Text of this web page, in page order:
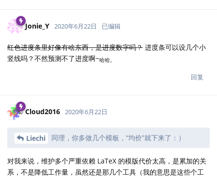
Jonie_Y 2020年6月22日 已编辑
红色进度条里好像有啥东西，是进度数字吗？ 进度条可以设几个小
竖线吗？不然预测不了进度啊~哈哈。
回复
Cloud2016 2020年6月22日
Liechi 同理，你多做几个模板，“均价”就下来了：）
对我来说，维护多个严重依赖 LaTeX 的模版代价太高，是累加的关
系，不是降低工作量，虽然还是那几个工具（我的意思是这些个工